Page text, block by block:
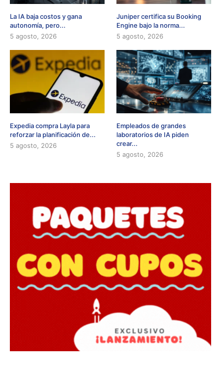
La IA baja costos y gana
autonomía, pero...
5 agosto, 2026
Juniper certifica su Booking
Engine bajo la norma...
5 agosto, 2026
Expedia compra Layla para
reforzar la planificación de...
5 agosto, 2026
Empleados de grandes
laboratorios de IA piden
crear...
5 agosto, 2026